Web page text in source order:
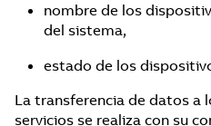
nombre de los
del sistema,
estado de los
La transferencia de datos a
servicios se realiza con su